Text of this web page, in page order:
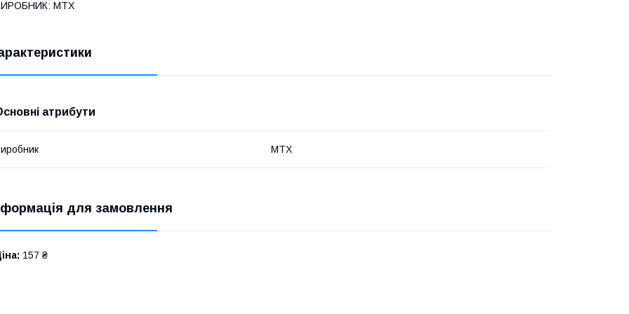
MTX
атрибути
MTX
для замовлення
157 ₴